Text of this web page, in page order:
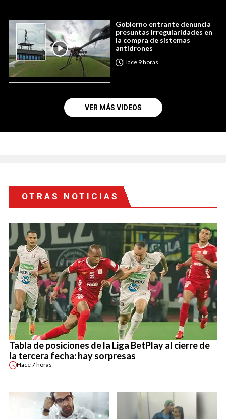
Gobierno entrante denuncia
presuntas irregularidades en
la compra de sistemas
antidrones
Hace 9 horas
VER MÁS VIDEOS
OTRAS NOTICIAS
Tabla de posiciones de la Liga BetPlay al cierre de
la tercera fecha: hay sorpresas
Hace7 horas